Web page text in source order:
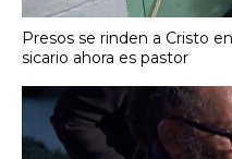
Presos se rinden a Cristo
sicario ahora es pastor